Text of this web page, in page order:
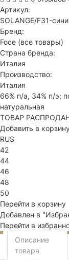
Артикул:
SOLANGE/F31-
Бренд:
Foce (все товары)
Страна бренда:
Италия
Производство:
Италия
66% п/а, 34% п/э;
натуральная
ТОВАР
Добавить в
RUS
42
44
46
48
50
Перейти в корзину
Добавлен в
Перейти в
Описание
товара